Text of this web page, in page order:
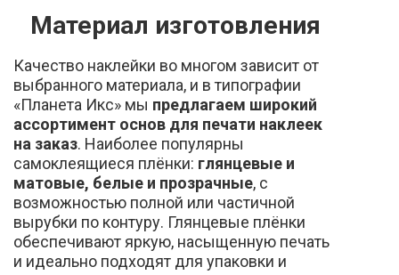
Материал изготовления
Качество наклейки во многом зависит от
выбранного материала, и в типографии
«Планета Икс» мы предлагаем широкий
ассортимент основ для печати наклеек
на заказ. Наиболее популярны
самоклеящиеся плёнки: глянцевые и
матовые, белые и прозрачные, с
возможностью полной или частичной
вырубки по контуру. Глянцевые плёнки
обеспечивают яркую, насыщенную печать
и идеально подходят для упаковки и